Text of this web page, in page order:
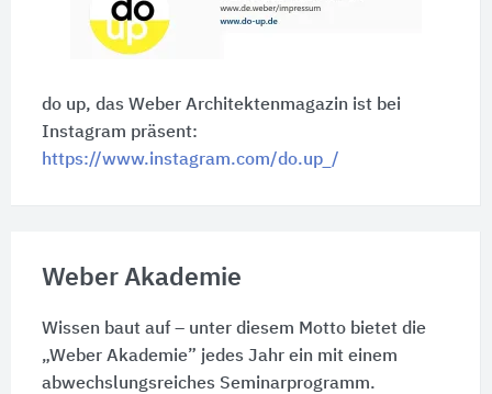
do up, das Weber Architektenmagazin ist bei
Instagram präsent:
https://www.instagram.com/do.up_/
Weber Akademie
Wissen baut auf – unter diesem Motto bietet die
„Weber Akademie” jedes Jahr ein mit einem
abwechslungsreiches Seminarprogramm.